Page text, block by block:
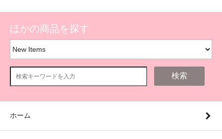
ほかの商品を探す
検索
ホーム